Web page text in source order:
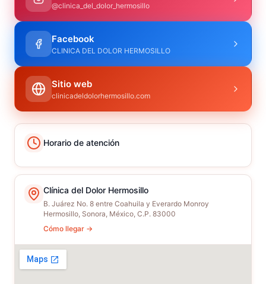
@clinica_del_dolor_hermosillo
Facebook
CLINICA DEL DOLOR HERMOSILLO
Sitio web
clinicadeldolorhermosillo.com
Horario de atención
Clínica del Dolor Hermosillo
B. Juárez No. 8 entre Coahuila y Everardo Monroy
Hermosillo, Sonora, México, C.P. 83000
Cómo llegar →